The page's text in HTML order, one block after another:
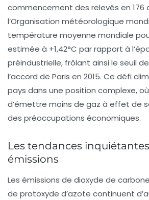
commencement des relevés en 176
l’Organisation météorologique
température moyenne mondiale
estimée à +1,42°C par rapport à
préindustrielle, frôlant ainsi le seuil
l’accord de Paris en 2015. Ce défi
pays dans une position complexe,
d’émettre moins de gaz à effet de
des préoccupations économiques.
Les tendances
émissions
Les émissions de dioxyde de carbone
de protoxyde d’azote continuent